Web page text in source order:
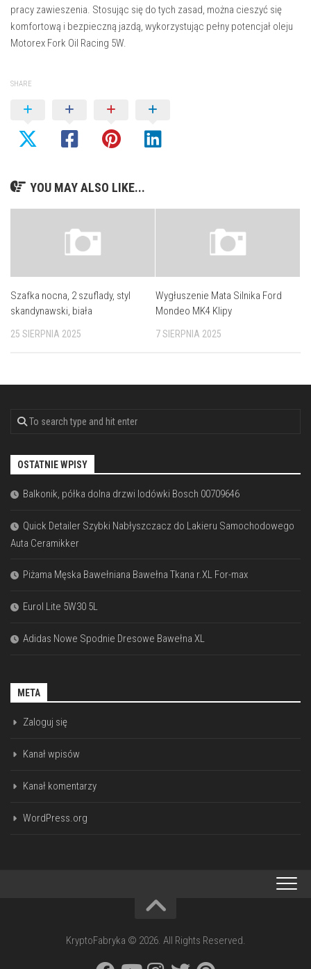
pracy zawieszenia. Stosując się do tych zasad, można cieszyć się
komfortową i bezpieczną jazdą, wykorzystując pełny potencjał oleju
Motorex Fork Oil Racing 5W.
SHARE
YOU MAY ALSO LIKE...
Szafka nocna, 2 szuflady, styl
skandynawski, biała
25 SIERPNIA 2025
Wygłuszenie Mata Silnika Ford
Mondeo MK4 Klipy
7 SIERPNIA 2025
OSTATNIE WPISY
Balkonik, półka dolna drzwi lodówki Bosch 00709646
Quick Detailer Szybki Nabłyszczacz do Lakieru Samochodowego
Auta Ceramikker
Piżama Męska Bawełniana Bawełna Tkana r.XL For-max
Eurol Lite 5W30 5L
Adidas Nowe Spodnie Dresowe Bawełna XL
META
Zaloguj się
Kanał wpisów
Kanał komentarzy
WordPress.org
KryptoFabryka © 2026. All Rights Reserved.